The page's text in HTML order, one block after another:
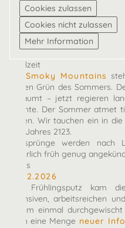
Spielzeit
DieSmoky Mountains
satten Grün des Sommers.
geräumt – jetzt regieren
Nächte. Der Sommer
Leben. Wir tauchen ein in
des Jahres 2123.
Zeitsprünge werden
natürlich früh genug
News
10.02.2026
Der Frühlingsputz kam
intensiven, arbeitsreichen
Forum einmal
euch eine Menge neuer